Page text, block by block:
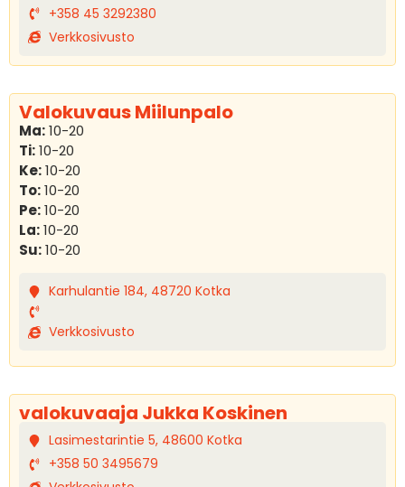
+358 45 3292380
Verkkosivusto
Valokuvaus Miilunpalo
Ma:10-20
Ti:10-20
Ke:10-20
To:10-20
Pe:10-20
La:10-20
Su:10-20
Karhulantie 184, 48720 Kotka
Verkkosivusto
valokuvaaja Jukka Koskinen
Lasimestarintie 5, 48600 Kotka
+358 50 3495679